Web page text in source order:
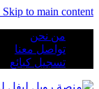
Skip to main content
من نحن
تواصل معنا
تسجيل كبائع